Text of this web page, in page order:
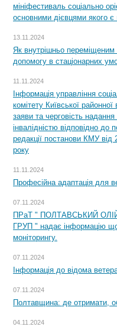
мініфестиваль соціально
основними дієвцями якого є
13.11.2024
Як внутрішньо переміщеним
допомогу в стаціонарних
11.11.2024
Інформація управління
комітету Київської
заяви та черговість надання
інвалідністю відповідно
редакції постанови КМУ
року
11.11.2024
Професійна адаптація для
07.11.2024
ПРаТ " ПОЛТАВСЬКИЙ
ГРУП " надає інформацію
моніторингу.
07.11.2024
Інформація до відома
07.11.2024
Полтавщина: де отримати,
04.11.2024